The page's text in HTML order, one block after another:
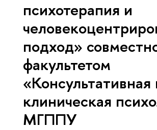
психотерапия и
подход»
факультетом
«Консультативная
клиническая
МГППУ